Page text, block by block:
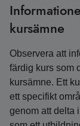
kursämne
Observera att
färdig kurs som
kursämne. Ett
ett specifikt
genom att delta